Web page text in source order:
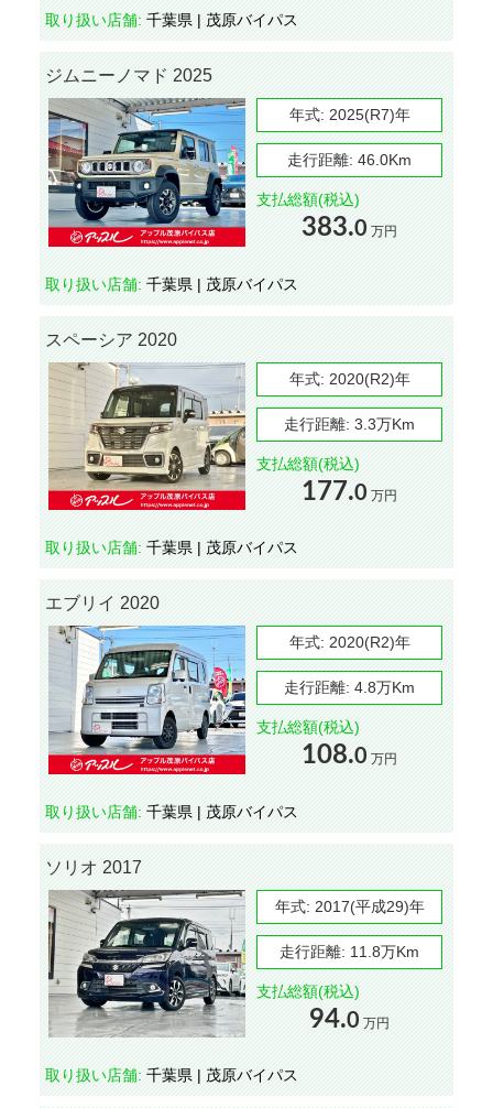
取り扱い店舗: 千葉県 | 茂原バイパス
ジムニーノマド 2025
年式: 2025(R7)年
走行距離: 46.0Km
支払総額(税込)
383.0 万円
取り扱い店舗: 千葉県 | 茂原バイパス
スペーシア 2020
年式: 2020(R2)年
走行距離: 3.3万Km
支払総額(税込)
177.0 万円
取り扱い店舗: 千葉県 | 茂原バイパス
エブリイ 2020
年式: 2020(R2)年
走行距離: 4.8万Km
支払総額(税込)
108.0 万円
取り扱い店舗: 千葉県 | 茂原バイパス
ソリオ 2017
年式: 2017(平成29)年
走行距離: 11.8万Km
支払総額(税込)
94.0 万円
取り扱い店舗: 千葉県 | 茂原バイパス